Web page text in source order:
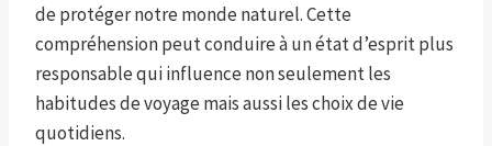
de protéger notre monde naturel. Cette
compréhension peut conduire à un état d’esprit plus
responsable qui influence non seulement les
habitudes de voyage mais aussi les choix de vie
quotidiens.